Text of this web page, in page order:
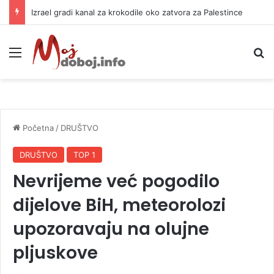
Izrael gradi kanal za krokodile oko zatvora za Palestince
Meni
Početna / DRUŠTVO
DRUŠTVO TOP 1
Nevrijeme već pogodilo
dijelove BiH, meteorolozi
upozoravaju na olujne
pljuskove